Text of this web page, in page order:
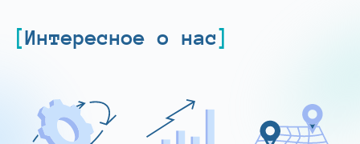
Интересное о нас